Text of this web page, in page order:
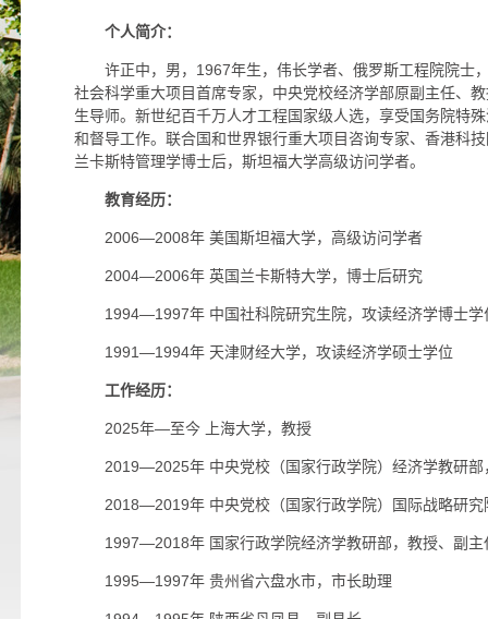
个人简介：
许正中，男，1967年生，伟长学者、俄罗斯工程院院士
社会科学重大项目首席专家，中央党校经济学部原副主任、
生导师。新世纪百千万人才工程国家级人选，享受国务院特
和督导工作。联合国和世界银行重大项目咨询专家、香港科
兰卡斯特管理学博士后，斯坦福大学高级访问学者。
教育经历：
2006—2008年 美国斯坦福大学，高级访问学者
2004—2006年 英国兰卡斯特大学，博士后研究
1994—1997年 中国社科院研究生院，攻读经济学博士学
1991—1994年 天津财经大学，攻读经济学硕士学位
工作经历：
2025年—至今 上海大学，教授
2019—2025年 中央党校（国家行政学院）经济学教研部
2018—2019年 中央党校（国家行政学院）国际战略研究
1997—2018年 国家行政学院经济学教研部，教授、副主
1995—1997年 贵州省六盘水市，市长助理